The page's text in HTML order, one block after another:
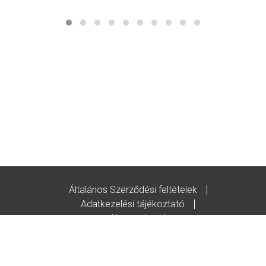
Általános Szerződési feltételek
Adatkezelési tájékoztató
Kapcsolat